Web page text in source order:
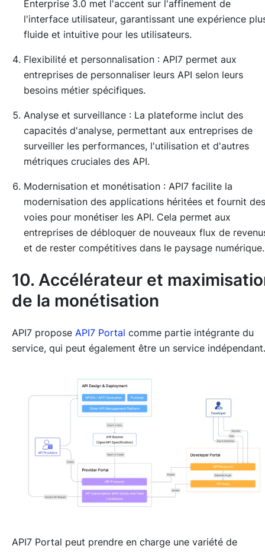
Enterprise 3.0 met l'accent sur l'affinement de
l'interface utilisateur, garantissant une expérience
fluide et intuitive pour les utilisateurs.
Flexibilité et personnalisation : API7 permet aux
entreprises de personnaliser leurs API selon leurs
besoins métier spécifiques.
Analyse et surveillance : La plateforme inclut des
capacités d'analyse, permettant aux entreprises de
surveiller les performances, l'utilisation et d'autres
métriques cruciales des API.
Modernisation et monétisation : API7 facilite la
modernisation des applications héritées et fournit des
voies pour monétiser les API. Cela permet aux
entreprises de débloquer de nouveaux flux de
et de rester compétitives dans le paysage numérique.
10. Accélérateur et
de la monétisation
API7 propose API7 Portal comme partie intégrante du
service, qui peut également être un service indépendant.
API7 Portal peut prendre en charge une variété de